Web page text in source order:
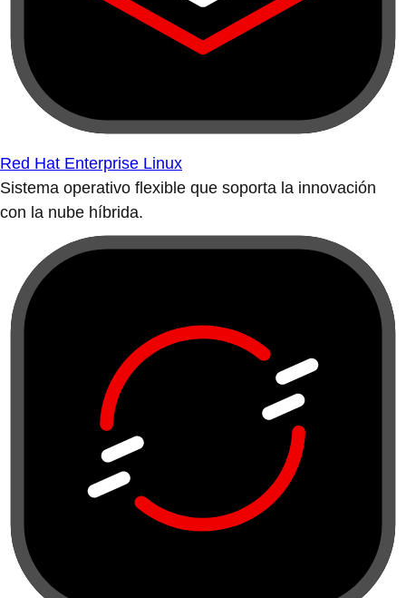
Red Hat Enterprise Linux
Sistema operativo flexible que soporta la innovación
con la nube híbrida.